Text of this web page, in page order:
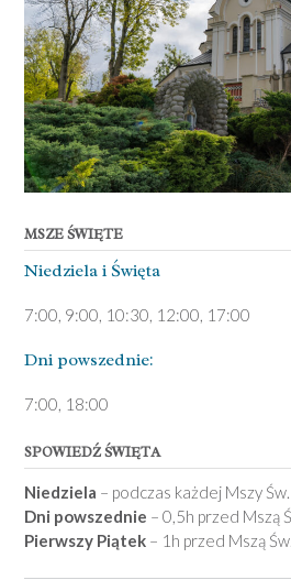
MSZE ŚWIĘTE
Niedziela ­i Święta
7:00, 9:00, 10:30, 12:00, 17:00
Dni pows­zednie:
7­:00, 18:00­
SPOWIEDŹ ŚWIĘTA
Niedziela – podczas każdej Mszy Św.
Dni powszednie – 0,5h przed Mszą
Pierwszy Piątek – 1h przed Mszą Św.